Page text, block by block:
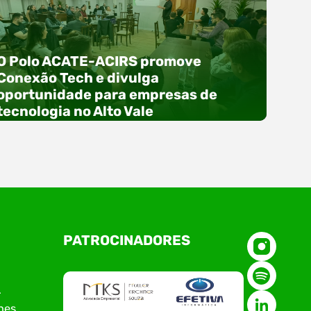
Polo ACATE-ACIRS promove
Tech e divulga
para empresas de
no Alto Vale
O Polo ACATE-ACIRS, por meio do NIAVI – Núcleo
de Tecnologia da Informação do Alto Vale do
Conexão Tech NIAVI, reunindo empresas de
tecnologia da região para uma noite de
conteúdo estratégico e
PATROCINADORES